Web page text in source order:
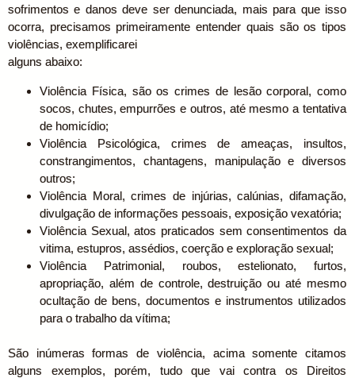
sofrimentos e danos deve ser denunciada, mais para que isso
ocorra, precisamos primeiramente entender quais são os tipos
violências, exemplificarei
alguns abaixo:
Violência Física, são os crimes de lesão corporal, como
socos, chutes, empurrões e outros, até mesmo a tentativa
de homicídio;
Violência Psicológica, crimes de ameaças, insultos,
constrangimentos, chantagens, manipulação e diversos
outros;
Violência Moral, crimes de injúrias, calúnias, difamação,
divulgação de informações pessoais, exposição vexatória;
Violência Sexual, atos praticados sem consentimentos da
vitima, estupros, assédios, coerção e exploração sexual;
Violência Patrimonial, roubos, estelionato, furtos,
apropriação, além de controle, destruição ou até mesmo
ocultação de bens, documentos e instrumentos utilizados
para o trabalho da vítima;
São inúmeras formas de violência, acima somente citamos
alguns exemplos, porém, tudo que vai contra os Direitos